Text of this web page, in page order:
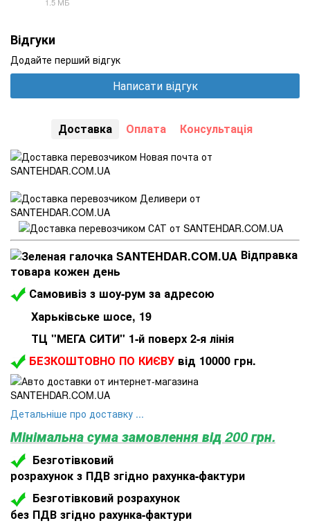
Відгуки
Додайте перший відгук
Написати відгук
Доставка Оплата Консультація
Відправка
товара кожен день
Самовивіз з шоу-рум за адресою
Харьківське шосе, 19
ТЦ "МЕГА СИТИ" 1-й поверх 2-я лінія
БЕЗКОШТОВНО ПО КИЄВУ від 10000 грн.
Детальніше про доставку ...
Мінімальна сума замовлення від 200 грн.
Безготівковий
розрахунок з ПДВ згідно рахунка-фактури
Безготівковий розрахунок
без ПДВ згідно рахунка-фактури